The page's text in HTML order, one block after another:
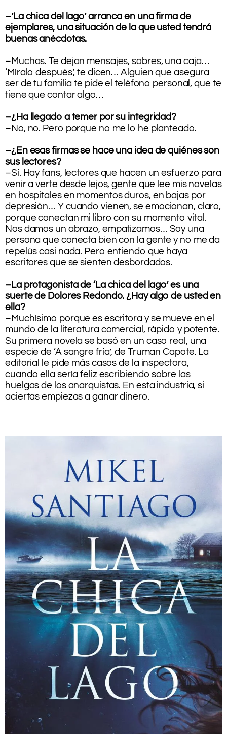
–’La chica del lago’ arranca en una firma de
ejemplares, una situación de la que usted tendrá
buenas anécdotas.
–Muchas. Te dejan mensajes, sobres, una caja…
‘Míralo después’, te dicen… Alguien que asegura
ser de tu familia te pide el teléfono personal, que te
tiene que contar algo…
–¿Ha llegado a temer por su integridad?
–No, no. Pero porque no me lo he planteado.
–¿En esas firmas se hace una idea de quiénes son
sus lectores?
–Sí. Hay fans, lectores que hacen un esfuerzo para
venir a verte desde lejos, gente que lee mis novelas
en hospitales en momentos duros, en bajas por
depresión… Y cuando vienen, se emocionan, claro,
porque conectan mi libro con su momento vital.
Nos damos un abrazo, empatizamos… Soy una
persona que conecta bien con la gente y no me da
repelús casi nada. Pero entiendo que haya
escritores que se sienten desbordados.
–La protagonista de ‘La chica del lago’ es una
suerte de Dolores Redondo. ¿Hay algo de usted en
ella?
–Muchísimo porque es escritora y se mueve en el
mundo de la literatura comercial, rápido y potente.
Su primera novela se basó en un caso real, una
especie de ‘A sangre fría’, de Truman Capote. La
editorial le pide más casos de la inspectora,
cuando ella sería feliz escribiendo sobre las
huelgas de los anarquistas. En esta industria, si
aciertas empiezas a ganar dinero.